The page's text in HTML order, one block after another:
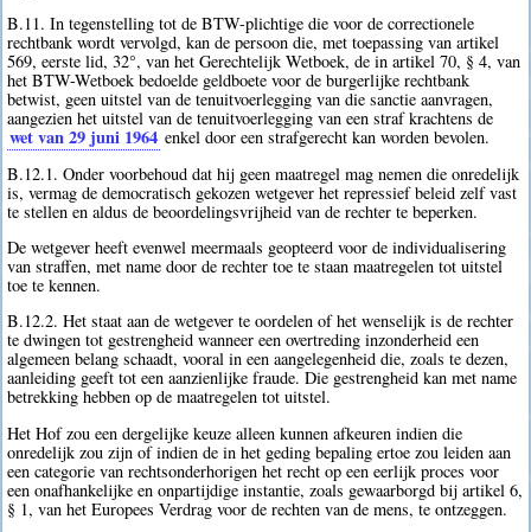
B.11. In tegenstelling tot de BTW-plichtige die voor de correctionele
rechtbank wordt vervolgd, kan de persoon die, met toepassing van artikel
569, eerste lid, 32°, van het Gerechtelijk Wetboek, de in artikel 70, § 4, van
het BTW-Wetboek bedoelde geldboete voor de burgerlijke rechtbank
betwist, geen uitstel van de tenuitvoerlegging van die sanctie aanvragen,
aangezien het uitstel van de tenuitvoerlegging van een straf krachtens de
wet van 29 juni 1964 enkel door een strafgerecht kan worden bevolen.
B.12.1. Onder voorbehoud dat hij geen maatregel mag nemen die onredelijk
is, vermag de democratisch gekozen wetgever het repressief beleid zelf vast
te stellen en aldus de beoordelingsvrijheid van de rechter te beperken.
De wetgever heeft evenwel meermaals geopteerd voor de individualisering
van straffen, met name door de rechter toe te staan maatregelen tot uitstel
toe te kennen.
B.12.2. Het staat aan de wetgever te oordelen of het wenselijk is de rechter
te dwingen tot gestrengheid wanneer een overtreding inzonderheid een
algemeen belang schaadt, vooral in een aangelegenheid die, zoals te dezen,
aanleiding geeft tot een aanzienlijke fraude. Die gestrengheid kan met name
betrekking hebben op de maatregelen tot uitstel.
Het Hof zou een dergelijke keuze alleen kunnen afkeuren indien die
onredelijk zou zijn of indien de in het geding bepaling ertoe zou leiden aan
een categorie van rechtsonderhorigen het recht op een eerlijk proces voor
een onafhankelijke en onpartijdige instantie, zoals gewaarborgd bij artikel 6,
§ 1, van het Europees Verdrag voor de rechten van de mens, te ontzeggen.